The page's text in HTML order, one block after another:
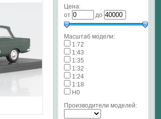
Цена:
от
до
Масштаб модели:
1:72
1:43
1:35
1:32
1:24
1:18
H0
Производители моделей: